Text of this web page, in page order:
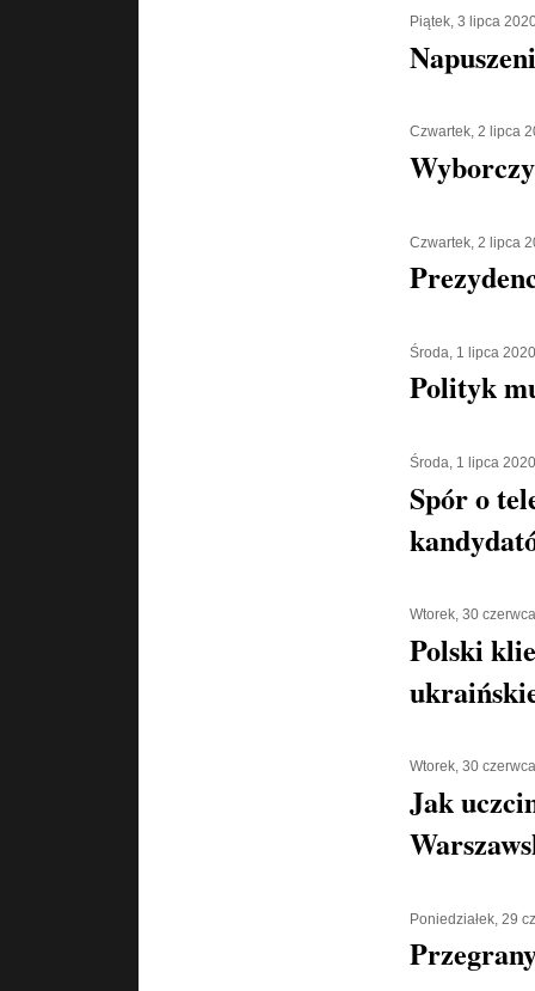
Piątek, 3 lipca
Czwartek, 2 lipca
Czwartek, 2 lipca
Środa, 1 lipca 2020
Polityk
Środa, 1 lipca 2020
Spór o
Wtorek, 30
Polski
Wtorek, 30
Jak
Poniedziałek, 29